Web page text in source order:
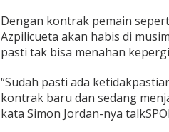
Dengan kontrak pemain
Azpilicueta akan habis di
pasti tak bisa menahan
“Sudah pasti ada
kontrak baru dan sedang
kata Simon Jordan-nya